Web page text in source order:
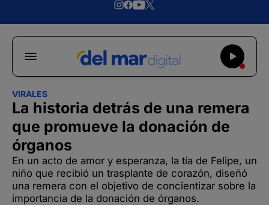
VIRALES
La historia detrás de una remera
que promueve la donación de
órganos
En un acto de amor y esperanza, la tía de Felipe, un
niño que recibió un trasplante de corazón, diseñó
una remera con el objetivo de concientizar sobre la
importancia de la donación de órganos.